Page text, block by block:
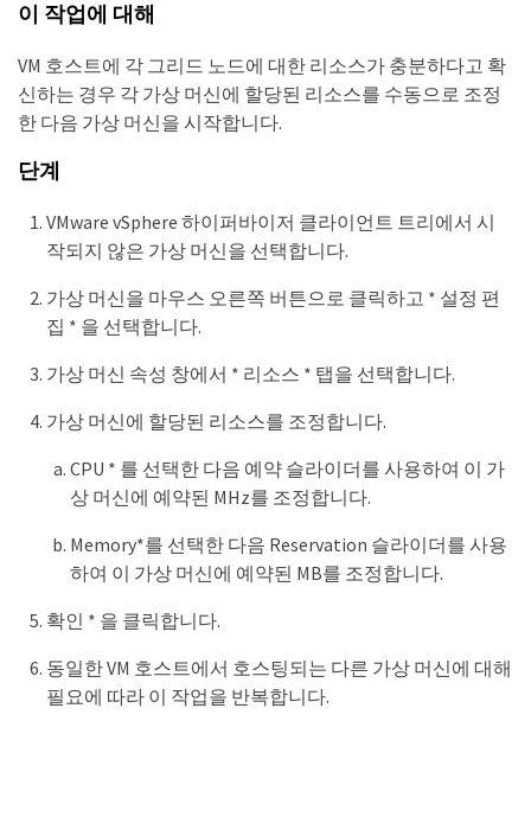
이 작업에 대해
VM 호스트에 각 그리드 노드에 대한 리소스가 충분하다고 확
신하는 경우 각 가상 머신에 할당된 리소스를 수동으로 조정
한 다음 가상 머신을 시작합니다.
단계
VMware vSphere 하이퍼바이저 클라이언트 트리에서 시
작되지 않은 가상 머신을 선택합니다.
가상 머신을 마우스 오른쪽 버튼으로 클릭하고 * 설정 편
집 * 을 선택합니다.
가상 머신 속성 창에서 * 리소스 * 탭을 선택합니다.
가상 머신에 할당된 리소스를 조정합니다.
CPU * 를 선택한 다음 예약 슬라이더를 사용하여 이 가
상 머신에 예약된 MHz를 조정합니다.
Memory*를 선택한 다음 Reservation 슬라이더를 사용
하여 이 가상 머신에 예약된 MB를 조정합니다.
확인 * 을 클릭합니다.
동일한 VM 호스트에서 호스팅되는 다른 가상 머신에 대해
필요에 따라 이 작업을 반복합니다.